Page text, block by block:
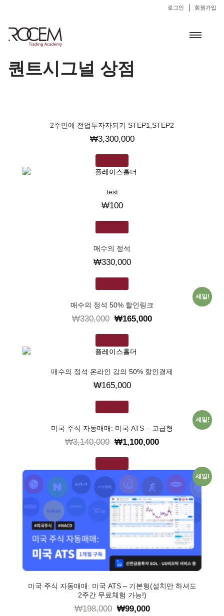
로그인 회원가입
퀀트시그널 상점
2주만에 전업투자자되기 STEP1,STEP2
₩3,300,000
test
₩100
매수의 정석
₩330,000
세일!
매수의 정석 50% 할인링크
₩330,000 ₩165,000
매수의 정석 온라인 강의 50% 할인결제
₩165,000
세일!
미국 주식 자동매매: 미국 ATS – 고급형
₩3,140,000 ₩1,100,000
세일!
미국 주식 자동매매: 미국 ATS – 기본형(설치만 하셔도
2주간 무료체험 가능!)
₩198,000 ₩99,000